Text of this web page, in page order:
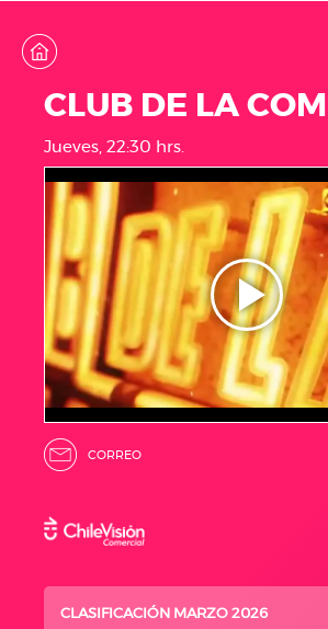
CLUB DE LA
Jueves, 22:30 hrs.
CORREO
CLASIFICACIÓN MARZO 2026